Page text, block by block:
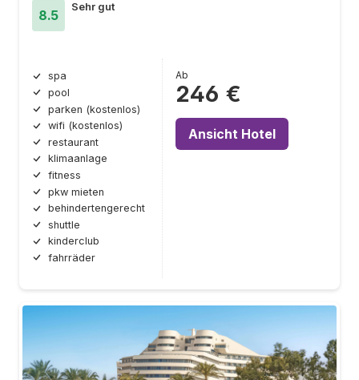
8.5
Sehr gut
spa
pool
parken (kostenlos)
wifi (kostenlos)
restaurant
klimaanlage
fitness
pkw mieten
behindertengerecht
shuttle
kinderclub
fahrräder
Ab
246 €
Ansicht Hotel